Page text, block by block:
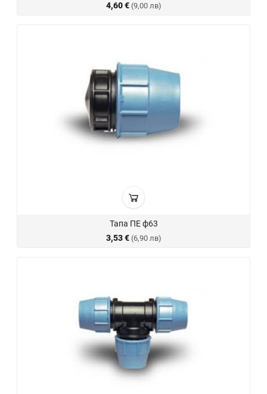
4,60 € (9,00 лв)
Тапа ПЕ ф63
3,53 € (6,90 лв)